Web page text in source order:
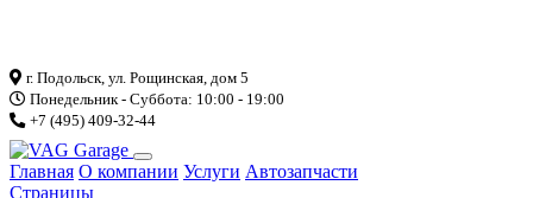
г. Подольск, ул. Рощинская, дом 5
Понедельник - Суббота: 10:00 - 19:00
+7 (495) 409-32-44
Главная О компании Услуги Автозапчасти
Страницы